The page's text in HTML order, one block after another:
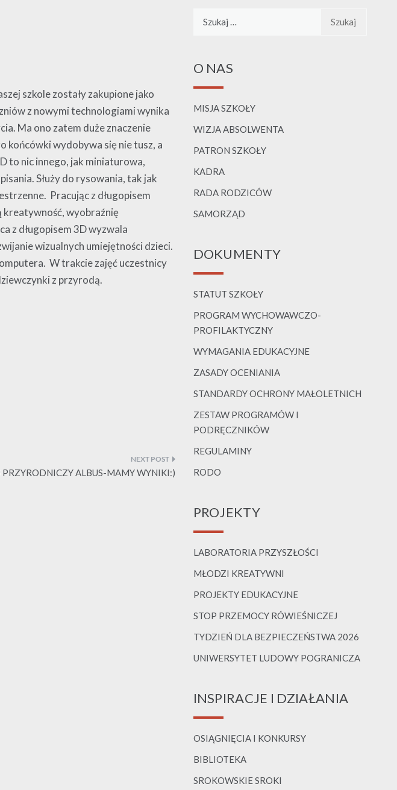
szkole zostały zakupione jako
z nowymi technologiami wynika
Ma ono zatem duże znaczenie
końcówki wydobywa się nie tusz, a
to nic innego, jak miniaturowa,
Służy do rysowania, tak jak
Pracując z długopisem
kreatywność, wyobraźnię
z długopisem 3D wyzwala
wizualnych umiejętności dzieci.
W trakcie zajęć uczestnicy
z przyrodą.
PRZYRODNICZY ALBUS-MAMY WYNIKI:)
O NAS
MISJA SZKOŁY
WIZJA ABSOLWENTA
PATRON SZKOŁY
KADRA
RADA RODZICÓW
SAMORZĄD
DOKUMENTY
STATUT SZKOŁY
PROGRAM WYCHOWAWCZO-
PROFILAKTYCZNY
WYMAGANIA EDUKACYJNE
ZASADY OCENIANIA
STANDARDY OCHRONY MAŁOLETNICH
ZESTAW PROGRAMÓW I
PODRĘCZNIKÓW
REGULAMINY
RODO
PROJEKTY
LABORATORIA PRZYSZŁOŚCI
MŁODZI KREATYWNI
PROJEKTY EDUKACYJNE
STOP PRZEMOCY RÓWIEŚNICZEJ
TYDZIEŃ DLA BEZPIECZEŃSTWA 2026
UNIWERSYTET LUDOWY POGRANICZA
INSPIRACJE I DZIAŁANIA
OSIĄGNIĘCIA I KONKURSY
BIBLIOTEKA
SROKOWSKIE SROKI